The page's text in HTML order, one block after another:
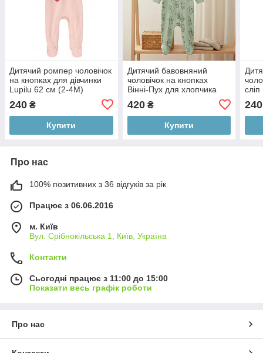
Дитячий ромпер чоловічок
на кнопках для дівчинки
Lupilu 62 см (2-4М)
240 ₴
Купити
Дитячий бавовняний
чоловічок на кнопках
Вінні-Пух для хлопчика
420₴
Купити
240
Про нас
100% позитивних з 36 відгуків за рік
Працює з 06.06.2016
м. Київ
Вул. Срібнокільська 1, Київ, Україна
Контакти
Сьогодні працює з 11:00 до 15:00
Показати весь графік роботи
Про нас